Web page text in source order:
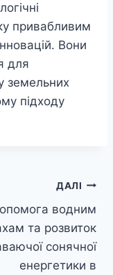
привабливим
Вони
для
земельних
підходу
ДАЛІ
водним
та розвиток
сонячної
енергетики в